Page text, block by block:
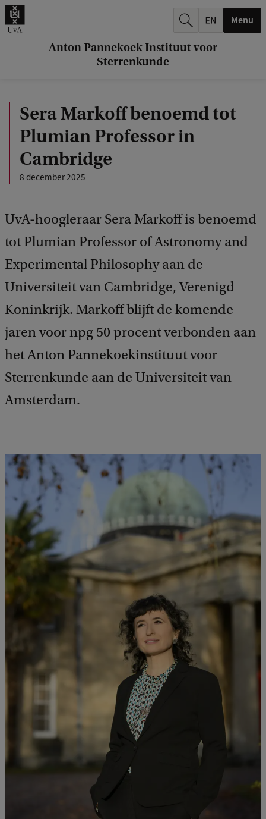
Anton Pannekoek Instituut voor
Sterrenkunde
Menu
Sera Markoff benoemd tot
Plumian Professor in
Cambridge
8 december 2025
UvA-hoogleraar Sera Markoff is benoemd
tot Plumian Professor of Astronomy and
Experimental Philosophy aan de
Universiteit van Cambridge, Verenigd
Koninkrijk. Markoff blijft de komende
jaren voor npg 50 procent verbonden aan
het Anton Pannekoekinstituut voor
Sterrenkunde aan de Universiteit van
Amsterdam.